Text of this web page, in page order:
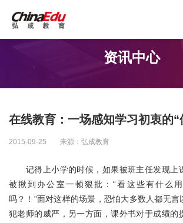
企业培训
继续教育
教育产品
资讯中心
在线教育：一场感知学习初衷的“
2015-09-25 来源：弘成教育
记得上小学的时候，如果被班主任发现上
被揪到办公室一顿狠批：“看这些有什么
吗？！”面对这样的场景，恐怕大多数人都无言
犯老师的威严，另一方面，课外书对于成绩的